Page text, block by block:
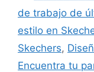
de trabajo de
estilo en
Skechers,
Encuentra tu